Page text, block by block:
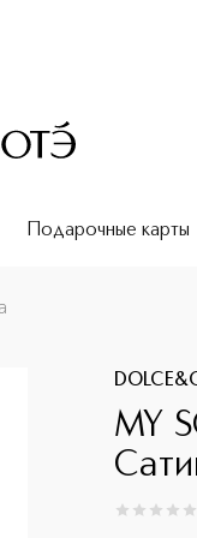
Подарочные карты
MY
0из 0